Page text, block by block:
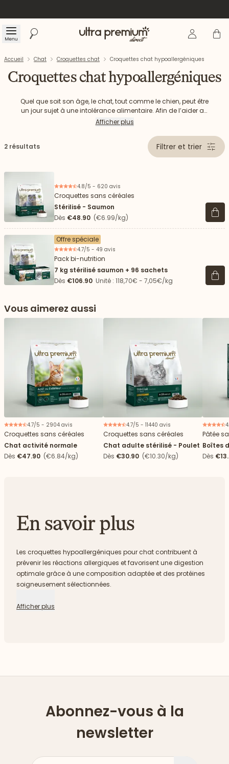
Menu Rechercher Accueil Se Panier
vers le bas
Accueil Chat Croquettes chat Croquettes chat hypoallergéniques
Croquettes chat hypoallergéniques
Quel que soit son âge, le chat, tout comme le chien, peut être
un jour sujet à une intolérance alimentaire. Afin de l’aider au
quotidien, il devient alors indispensable d’adapter son
chats utilisent des protéines très digestes et contribuent à
Afficher plus
2 résultats Filtrer et trier
4.8/5 - 620 avis
Croquettes sans céréales
Stérilisé - Saumon
Dès €48.90 (€6.99/kg) Voir
Offre spéciale
4.7/5 - 49 avis
Pack bi-nutrition
7 kg stérilisé saumon + 96 sachets
Dès €106.90 Unité : 118,70€ - 7,05€/kg Voir
Vous aimerez aussi
4.7/5 - 2904 avis
Croquettes sans céréales
Chat activité normale
Dès €47.90 (€6.84/kg)
4.7/5 - 11440 avis
Croquettes sans céréales
Chat adulte stérilisé - Poulet
Dès €30.90 (€10.30/kg)
Pâtée
Boîtes
Dès
En savoir plus
Les croquettes hypoallergéniques pour chat contribuent à
prévenir les réactions allergiques et favorisent une digestion
optimale grâce à une composition adaptée et des protéines
soigneusement sélectionnées.
Afficher plus
Abonnez-vous à la
newsletter